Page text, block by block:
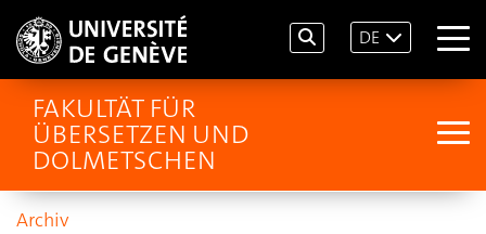
DE
FAKULTÄT FÜR
ÜBERSETZEN UND
DOLMETSCHEN
Archiv